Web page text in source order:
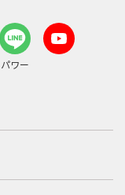
パワー